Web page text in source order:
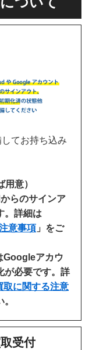
てお持ち込み
意）
らのサインア
。詳細は
意事項 」をご
Googleアカウ
が必要です。詳
に関する注意
受付